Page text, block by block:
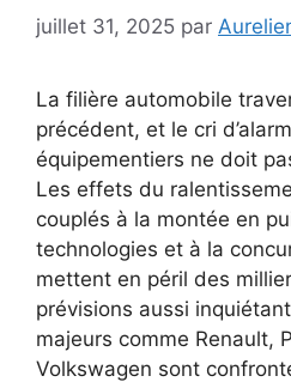
juillet 31, 2025 par
La filière automobile
précédent, et le cri
équipementiers ne doit
Les effets du
couplés à la montée en
technologies et à la
mettent en péril des
prévisions aussi
majeurs comme Renault,
Volkswagen sont